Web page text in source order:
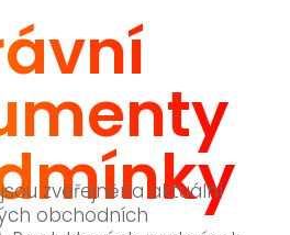
zveřejněna aktuální
obchodních